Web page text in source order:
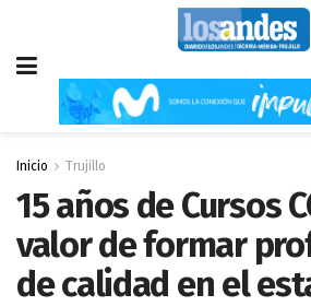
Inicio Trujillo
15 años de Cursos
valor de formar
de calidad en el